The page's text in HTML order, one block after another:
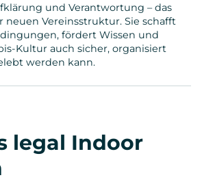
und Verantwortung – das
neuen Vereinsstruktur. Sie schafft
fördert Wissen und
Kultur auch sicher, organisiert
werden kann.
legal Indoor